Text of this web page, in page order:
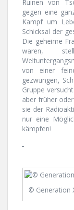
Ruinen von
gegen eine
Kampf um
Schicksal der
Die geheime
waren,
von einer
gezwungen,
Gruppe
aber früher
sie der
nur eine
kämpfen!
© Generation